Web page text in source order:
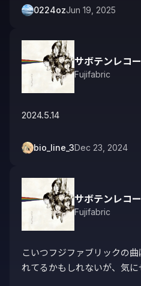
0224ozJun 19, 2025
サボテンレコ
Fujifabric
2024.5.14
bio_line_3Dec 23, 2024
サボテンレコ
Fujifabric
こいつフジファブリックの
れてるかもしれないが、気に